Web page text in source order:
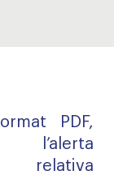
PDF,
relativa